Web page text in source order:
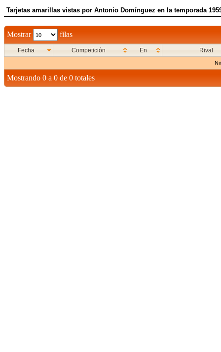
Tarjetas amarillas vistas por Antonio Domínguez en la temporada
Mostrar filas
Fecha Competición En Rival
Mostrando 0 a 0 de 0 totales